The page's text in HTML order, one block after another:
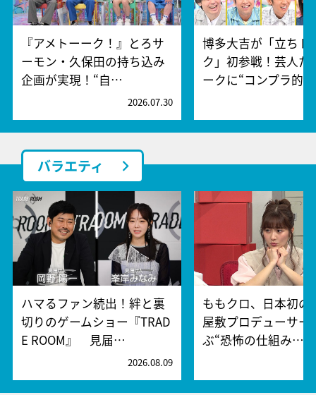
『アメトーーク！』とろサ
ーモン・久保田の持ち込み
企画が実現！“自…
2026.07.30
博多大吉が「立ちト
ク」初参戦！芸人た
ークに“コンプラ的…
バラエティ
ハマるファン続出！絆と裏
切りのゲームショー『TRAD
E ROOM』 見届…
2026.08.09
ももクロ、日本初の
屋敷プロデューサー
ぶ“恐怖の仕組み…